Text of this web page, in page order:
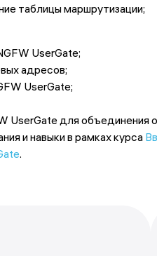
таблицы маршрутизации;
UserGate;
адресов;
UserGate;
UserGate для объединения
и навыки в рамках курса
.